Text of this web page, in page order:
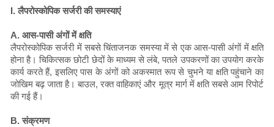
I. लैपरोस्कोपिक सर्जरी की समस्याएं
A. आस-पासी अंगों में क्षति
लैपरोस्कोपिक सर्जरी में सबसे चिंताजनक समस्या में से एक आस-पासी अंगों में क्षति
होना है। चिकित्सक छोटी छेदों के माध्यम से लंबे, पतले उपकरणों का उपयोग करके
कार्य करते हैं, इसलिए पास के अंगों को अकस्मात रूप से चुभने या क्षति पहुंचाने का
जोखिम बढ़ जाता है। बाउल, रक्त वाहिकाएं और मूत्र मार्ग में क्षति सबसे आम रिपोर्ट
की गई हैं।
B. संक्रमण